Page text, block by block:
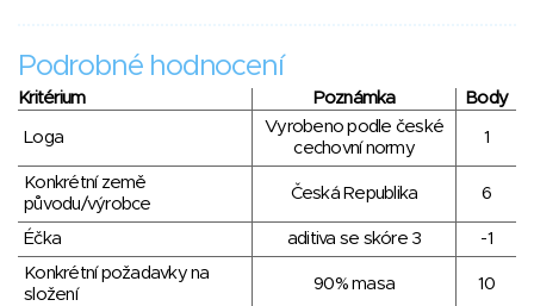
Podrobné hodnocení
Kritérium Poznámka Body
Loga
Vyrobeno podle české
cechovní normy
1
Konkrétní země
původu/výrobce
Česká Republika 6
Éčka aditiva se skóre 3
-1
Konkrétní požadavky na
složení
90% masa 10